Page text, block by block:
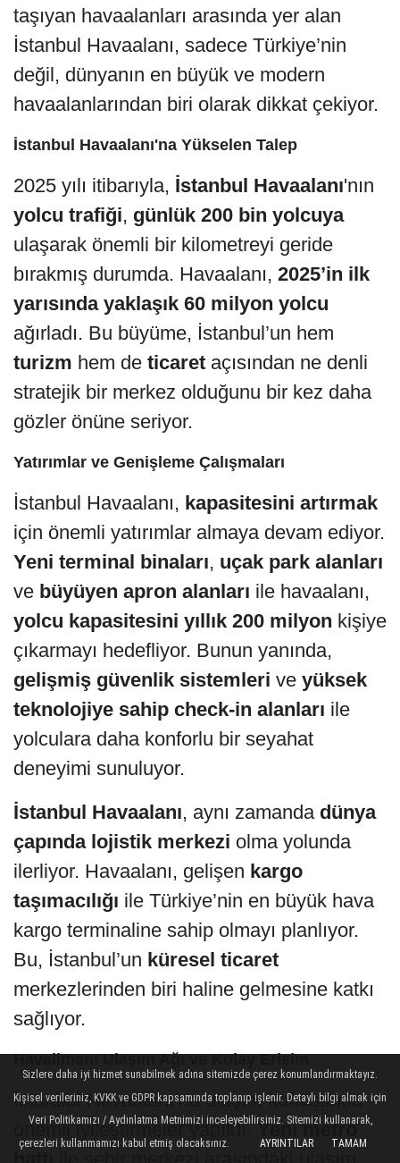
taşıyan havaalanları arasında yer alan
İstanbul Havaalanı, sadece Türkiye’nin
değil, dünyanın en büyük ve modern
havaalanlarından biri olarak dikkat çekiyor.
İstanbul Havaalanı'na Yükselen Talep
2025 yılı itibarıyla, İstanbul Havaalanı'nın
yolcu trafiği, günlük 200 bin yolcuya
ulaşarak önemli bir kilometreyi geride
bırakmış durumda. Havaalanı, 2025’in ilk
yarısında yaklaşık 60 milyon yolcu
ağırladı. Bu büyüme, İstanbul’un hem
turizm hem de ticaret açısından ne denli
stratejik bir merkez olduğunu bir kez daha
gözler önüne seriyor.
Yatırımlar ve Genişleme Çalışmaları
İstanbul Havaalanı, kapasitesini artırmak
için önemli yatırımlar almaya devam ediyor.
Yeni terminal binaları, uçak park alanları
ve büyüyen apron alanları ile havaalanı,
yolcu kapasitesini yıllık 200 milyon kişiye
çıkarmayı hedefliyor. Bunun yanında,
gelişmiş güvenlik sistemleri ve yüksek
teknolojiye sahip check-in alanları ile
yolculara daha konforlu bir seyahat
deneyimi sunuluyor.
İstanbul Havaalanı, aynı zamanda dünya
çapında lojistik merkezi olma yolunda
ilerliyor. Havaalanı, gelişen kargo
taşımacılığı ile Türkiye’nin en büyük hava
kargo terminaline sahip olmayı planlıyor.
Bu, İstanbul’un küresel ticaret
merkezlerinden biri haline gelmesine katkı
sağlıyor.
Havalimanı Ulaşım Ağı ve Kolay Erişim
İstanbul Havaalanı’na ulaşım konusunda
önemli iyileştirmeler yapıldı.Yeni metro
Sizlere daha iyi hizmet sunabilmek adına sitemizde çerez konumlandırmaktayız.
Kişisel verileriniz, KVKK ve GDPR kapsamında toplanıp işlenir. Detaylı bilgi almak için
Veri Politikamızı / Aydınlatma Metnimizi inceleyebilirsiniz. Sitemizi kullanarak,
çerezleri kullanmamızı kabul etmiş olacaksınız.
AYRINTILAR TAMAM